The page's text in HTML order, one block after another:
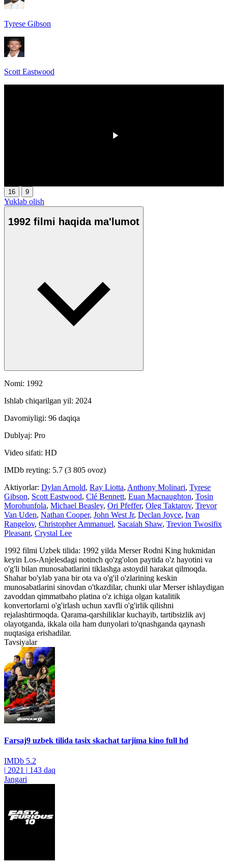
Tyrese Gibson
Scott Eastwood
16 9
Yuklab olish
1992 filmi haqida ma'lumot
Nomi: 1992
Ishlab chiqarilgan yil: 2024
Davomiyligi: 96 daqiqa
Dublyaj: Pro
Video sifati: HD
IMDb reyting: 5.7 (3 805 ovoz)
Aktiyorlar: Dylan Arnold, Ray Liotta, Anthony Molinari, Tyrese
Gibson, Scott Eastwood, Clé Bennett, Euan Macnaughton, Tosin
Morohunfola, Michael Beasley, Ori Pfeffer, Oleg Taktarov, Trevor
Van Uden, Nathan Cooper, John West Jr, Declan Joyce, Ivan
Rangelov, Christopher Ammanuel, Sacaiah Shaw, Trevion Twosifix
Pleasant, Crystal Lee
1992 filmi Uzbek tilida: 1992 yilda Merser Rodni King hukmidan
keyin Los-Anjelesdagi notinch qo'zg'olon paytida o'z hayotini va
o'g'li bilan munosabatlarini tiklashga astoydil harakat qilmoqda.
Shahar bo'ylab yana bir ota va o'g'il o'zlarining keskin
munosabatlarini sinovdan o'tkazdilar, chunki ular Merser ishlaydigan
zavoddan qimmatbaho platina o'z ichiga olgan katalitik
konvertorlarni o'g'irlash uchun xavfli o'g'irlik qilishni
rejalashtirmoqda. Qarama-qarshiliklar kuchayib, tartibsizlik avj
olayotganda, ikkala oila ham dunyolari to'qnashganda qaynash
nuqtasiga erishadilar.
Tavsiyalar
Farsaj9 uzbek tilida tasix skachat tarjima kino full hd
IMDb 5.2
| 2021 | 143 daq
Jangari